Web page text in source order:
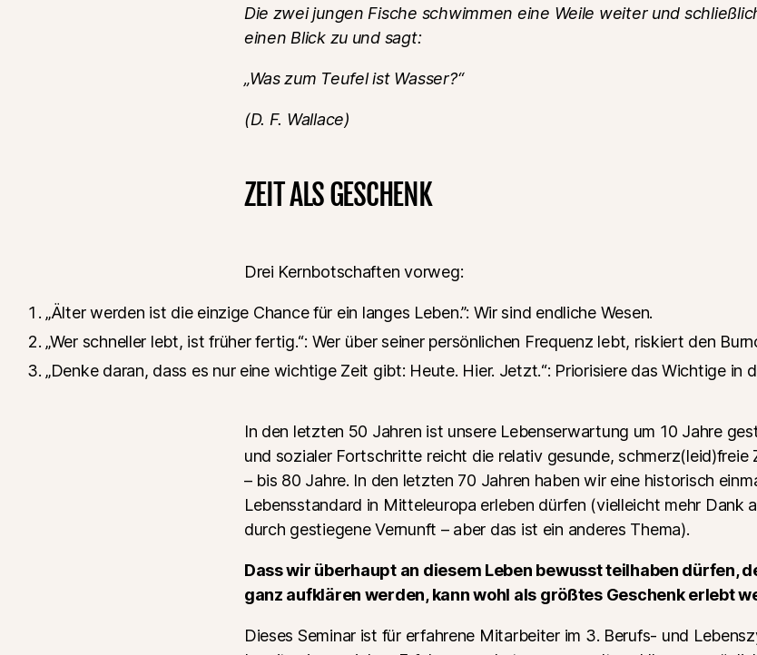
Die zwei jungen Fische schwimmen eine Weile weiter und
einen Blick zu und sagt:
„Was zum Teufel ist Wasser?“
(D. F. Wallace)
ZEIT ALS GESCHENK
Drei Kernbotschaften vorweg:
„Älter werden ist die einzige Chance für ein langes Leben.”: Wir sind endliche Wesen.
„Wer schneller lebt, ist früher fertig.“: Wer über seiner persönlichen Frequenz lebt, riskiert den
„Denke daran, dass es nur eine wichtige Zeit gibt: Heute. Hier. Jetzt.“: Priorisiere das Wichtige in
In den letzten 50 Jahren ist unsere Lebenserwartung um 10 Jahre
und sozialer Fortschritte reicht die relativ gesunde, schmerz(leid)freie
– bis 80 Jahre. In den letzten 70 Jahren haben wir eine historisch
Lebensstandard in Mitteleuropa erleben dürfen (vielleicht mehr Dank
durch gestiegene Vernunft – aber das ist ein anderes Thema).
Dass wir überhaupt an diesem Leben bewusst teilhaben dürfen,
ganz aufklären werden, kann wohl als größtes Geschenk erlebt
Dieses Seminar ist für erfahrene Mitarbeiter im 3. Berufs- und